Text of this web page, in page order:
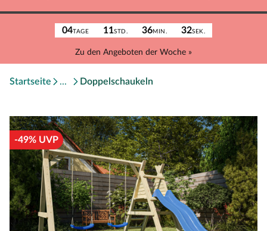
04TAGE 11STD. 36MIN. 32SEK.
Zu den Angeboten der Woche »
Startseite Doppelschaukeln
-49% UVP